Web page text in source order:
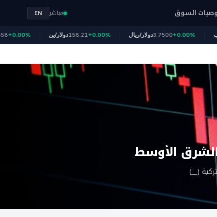
السوق مباشر EN
دولار/ين158.21+0.00% دولار/ريال3.7500+0.00% الذهب
الأوسط
(__)